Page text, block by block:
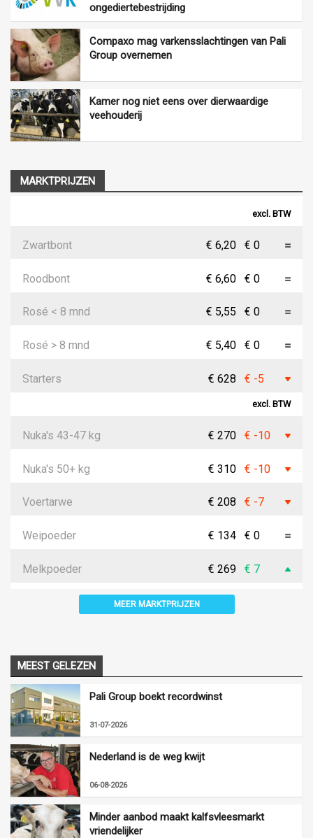
ongediertebestrijding
Compaxo mag varkensslachtingen van Pali
Group overnemen
Kamer nog niet eens over dierwaardige
veehouderij
MARKTPRIJZEN
excl. BTW
Zwartbont € 6,20 € 0
Roodbont € 6,60 € 0
Rosé < 8 mnd € 5,55 € 0
Rosé > 8 mnd € 5,40 € 0
Starters € 628 € -5
excl. BTW
Nuka's 43-47 kg € 270 € -10
Nuka's 50+ kg € 310 € -10
Voertarwe € 208 € -7
Weipoeder € 134 € 0
Melkpoeder € 269 € 7
MEER MARKTPRIJZEN
MEEST GELEZEN
Pali Group boekt recordwinst
31-07-2026
Nederland is de weg kwijt
06-08-2026
Minder aanbod maakt kalfsvleesmarkt
vriendelijker